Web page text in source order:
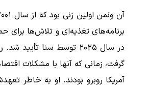
برنامه‌های تغذیه‌ای و تلاش‌ها برای
در سال ۲۰۲۵ توسط سنا
گرفت، زمانی که آنها با مشکلات
آمریکا روبرو بودند. او به خاطر